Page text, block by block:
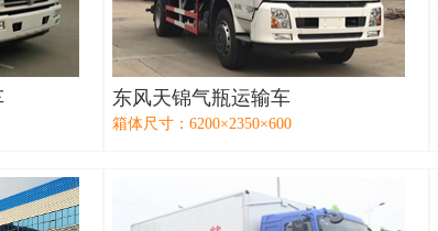
东风天锦气瓶运输车
箱体尺寸：6200×2350×600